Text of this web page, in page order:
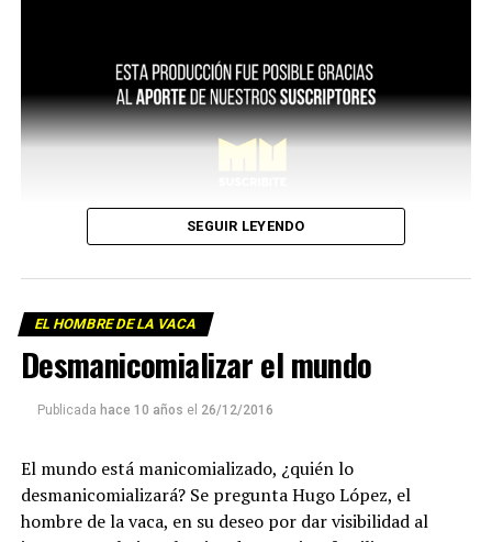
SEGUIR LEYENDO
EL HOMBRE DE LA VACA
Desmanicomializar el mundo
Publicada hace 10 años el 26/12/2016
El mundo está manicomializado, ¿quién lo
desmanicomializará? Se pregunta Hugo López, el
hombre de la vaca, en su deseo por dar visibilidad al